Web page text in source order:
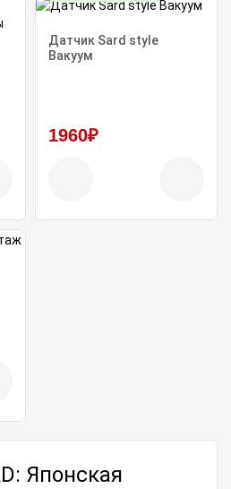
Датчик Sard style
Вакуум
1960₽
Японская